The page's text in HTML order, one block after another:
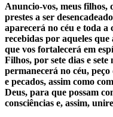
Anuncio-vos, meus filhos,
prestes a ser
aparecerá no céu e toda a
recebidas por aqueles
que vos fortalecerá em
Filhos, por sete dias e
permanecerá no céu, peço
e pecados, assim como
Deus, para que possam
consciências e, assim,